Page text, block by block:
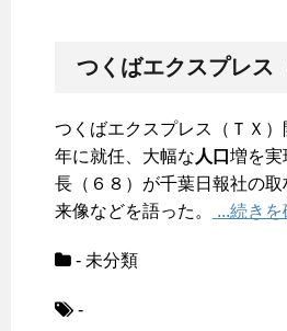
つくばエクスプレス（ＴＸ）開業前の２０
つくばエクスプレス（ＴＸ）
年に就任、大幅な 人口 増を実
長（６８）が千葉日報社の
来像などを語った。
...続き
- 未分類
-